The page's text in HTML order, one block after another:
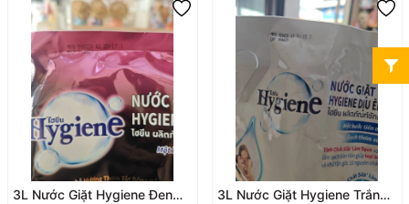
3L Nước Giặt Hygiene Đen
3L Nước Giặt Hygiene Trắng